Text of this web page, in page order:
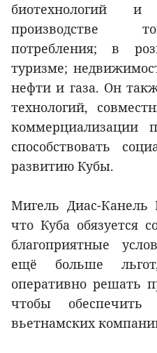
биотехнологий
производстве
потребления; в
туризме;
нефти и газа. Он
технологий,
коммерциализации
способствовать
развитию Кубы.
Мигель Диас-Канель
что Куба обязуется
благоприятные
ещё больше
оперативно решать
чтобы обеспечить
вьетнамских